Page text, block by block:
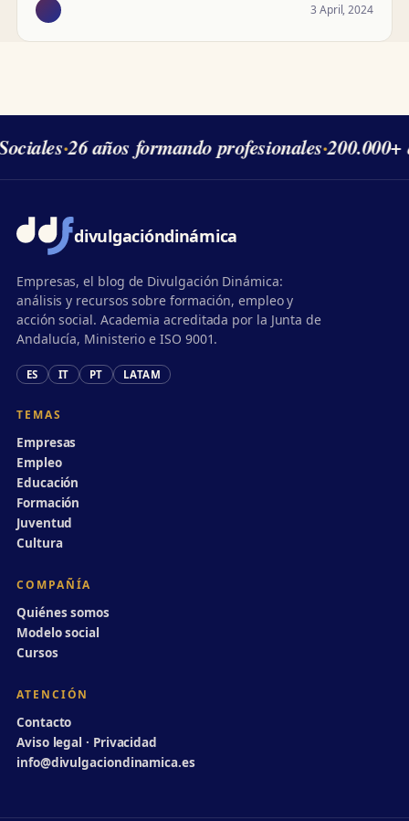
3 April, 2024
·26 años formando profesionales·200.000+
divulgacióndinámica
Empresas, el blog de Divulgación Dinámica:
análisis y recursos sobre formación, empleo y
acción social. Academia acreditada por la Junta de
Andalucía, Ministerio e ISO 9001.
ES IT PT LATAM
TEMAS
Empresas
Empleo
Educación
Formación
Juventud
Cultura
COMPAÑÍA
Quiénes somos
Modelo social
Cursos
ATENCIÓN
Contacto
Aviso legal · Privacidad
info@divulgaciondinamica.es